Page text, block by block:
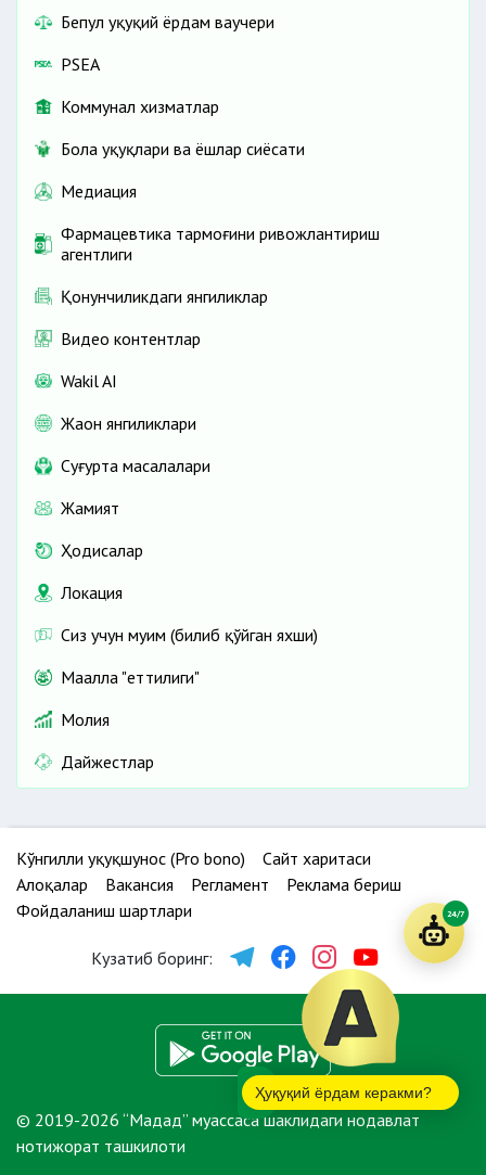
Бепул ҳуқуқий ёрдам ваучери
PSEA
Коммунал хизматлар
Бола ҳуқуқлари ва ёшлар сиёсати
Медиация
Фармацевтика тармоғини ривожлантириш
агентлиги
Қонунчиликдаги янгиликлар
Видео контентлар
Wakil AI
Жаҳон янгиликлари
Cуғурта масалалари
Жамият
Ҳодисалар
Локация
Сиз учун муҳим (билиб қўйган яхши)
Маҳалла "еттилиги"
Молия
Дайжестлар
Кўнгилли ҳуқуқшунос (Pro bono)
Сайт харитаси
Алоқалар
Вакансия Регламент
Реклама бериш
Фойдаланиш шартлари
Кузатиб боринг:
© 2019-2026 “Мадад” муассаса шаклидаги нодавлат
нотижорат ташкилоти
Ҳуқуқий ёрдам керакми?
24/7